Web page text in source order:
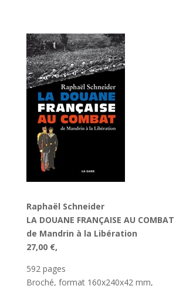
Raphaël Schneider
LA DOUANE FRANÇAISE AU COMBAT
de Mandrin à la Libération
27,00 €,
592 pages
Broché, format 160x240x42 mm,